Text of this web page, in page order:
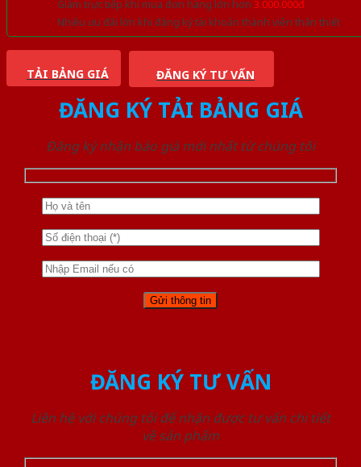
Giảm trực tiếp khi mua đơn hàng lớn hơn 3.000.000đ
Nhiều ưu đãi lớn khi đăng ký tài khoản thành viên thân thiết
TẢI BẢNG GIÁ ĐĂNG KÝ TƯ VẤN
ĐĂNG KÝ TẢI BẢNG GIÁ
Đăng ký nhận báo giá mới nhất từ chúng tôi
ĐĂNG KÝ TƯ VẤN
Liên hệ với chúng tôi để nhận được tư vấn chi tiết
về sản phẩm